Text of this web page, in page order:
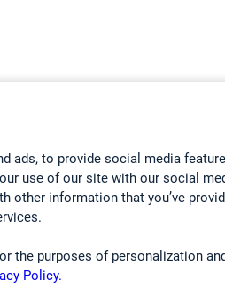
ads, to provide social media
use of our site with our social
other information that you’ve
the purposes of personalization
Policy.